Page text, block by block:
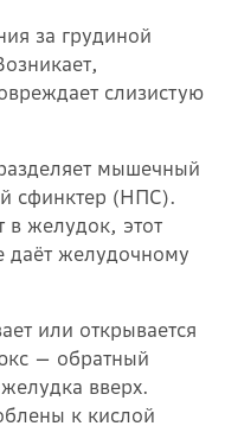
за грудиной
слизистую
мышечный
сфинктер (НПС).
в желудок, этот
даёт желудочному
или открывается
— обратный
вверх.
к кислой